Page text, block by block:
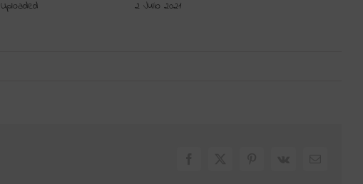
Uploaded 2 Julio 2021